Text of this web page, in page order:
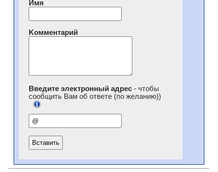
Имя
Kомментарий
Введите электронный адрес- чтобы
сообщить Вам об ответе (по желанию))